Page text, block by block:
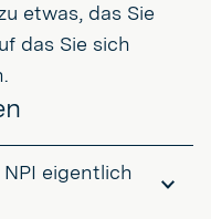
etwas, das Sie
das Sie sich
eigentlich